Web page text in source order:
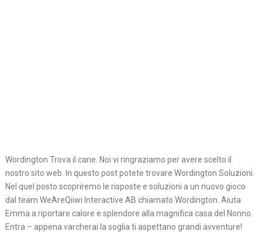
Wordington Trova il cane. Noi vi ringraziamo per avere scelto il
nostro sito web. In questo post potete trovare Wordington Soluzioni.
Nel quel posto scopriremo le risposte e soluzioni a un nuovo gioco
dal team WeAreQiiwi Interactive AB chiamato Wordington. Aiuta
Emma a riportare calore e splendore alla magnifica casa del Nonno.
Entra – appena varcherai la soglia ti aspettano grandi avventure!